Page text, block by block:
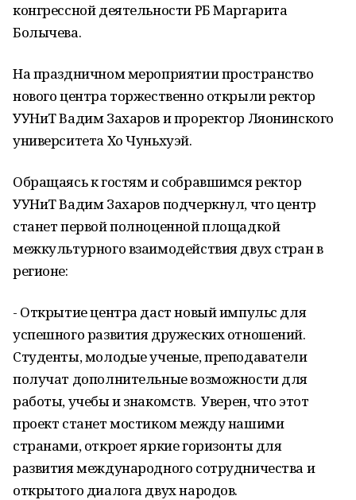
конгрессной деятельности РБ Маргарита
Болычева.
На праздничном мероприятии пространство
нового центра торжественно открыли ректор
УУНиТ Вадим Захаров и проректор Ляонинского
университета Хо Чуньхуэй.
Обращаясь к гостям и собравшимся ректор
УУНиТ Вадим Захаров подчеркнул, что центр
станет первой полноценной площадкой
межкультурного взаимодействия двух стран в
регионе:
- Открытие центра даст новый импульс для
успешного развития дружеских отношений.
Студенты, молодые ученые, преподаватели
получат дополнительные возможности для
работы, учебы и знакомств. Уверен, что этот
проект станет мостиком между нашими
странами, откроет яркие горизонты для
развития международного сотрудничества и
открытого диалога двух народов.